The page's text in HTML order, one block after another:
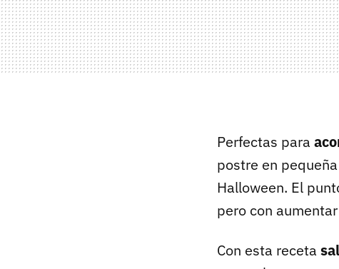
Perfectas para
postre en
Halloween. El
pero con
Con esta receta